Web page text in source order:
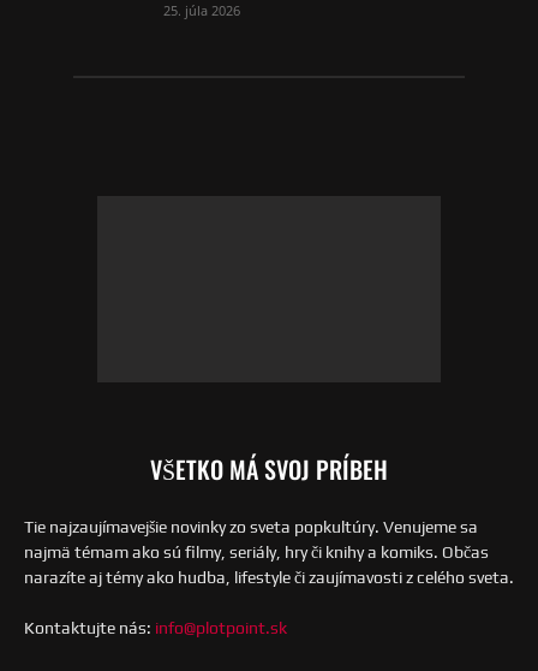
25. júla 2026
VŠETKO MÁ SVOJ PRÍBEH
Tie najzaujímavejšie novinky zo sveta popkultúry. Venujeme sa
najmä témam ako sú filmy, seriály, hry či knihy a komiks. Občas
narazíte aj témy ako hudba, lifestyle či zaujímavosti z celého sveta.
Kontaktujte nás: info@plotpoint.sk